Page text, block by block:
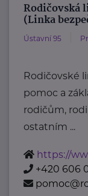
Rodičovská
(Linka
Ústavní 95
Rodičovské
pomoc a
rodičům,
ostatním ...
https://
+420 606